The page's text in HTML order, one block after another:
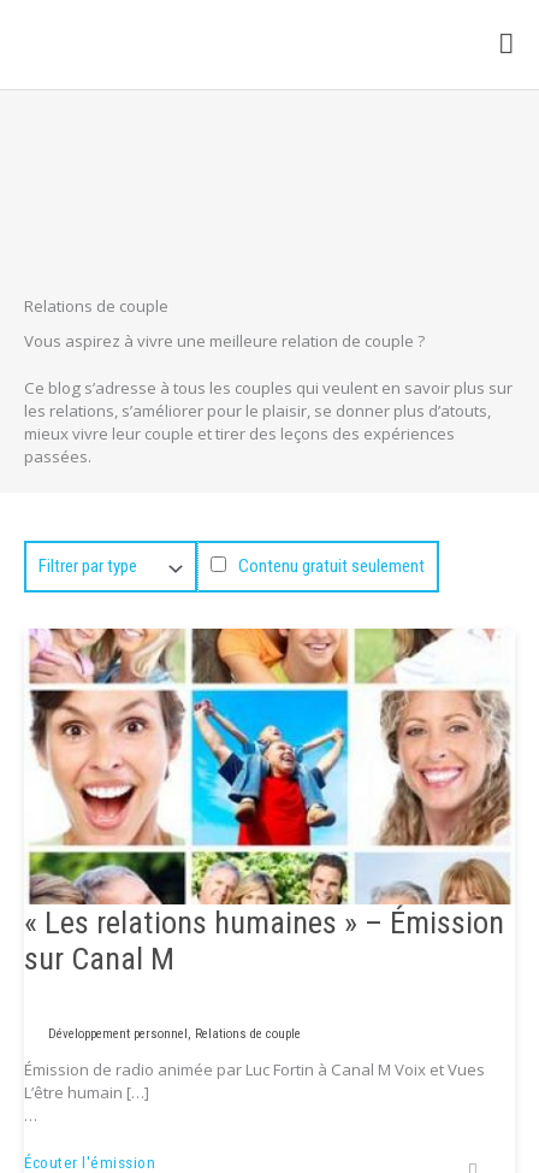
Relations de couple
Vous aspirez à vivre une meilleure relation de couple ?
Ce blog s’adresse à tous les couples qui veulent en savoir plus sur
les relations, s’améliorer pour le plaisir, se donner plus d’atouts,
mieux vivre leur couple et tirer des leçons des expériences
passées.
Contenu gratuit seulement
« Les relations humaines » – Émission
sur Canal M
Développement personnel , Relations de couple
Émission de radio animée par Luc Fortin à Canal M Voix et Vues
L’être humain […]
…
« Les
Écouter l'émission